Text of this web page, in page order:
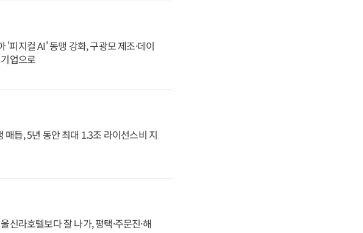
'피지컬 AI' 동맹 강화, 구광모 제조·데이
업으로
듭, 5년 동안 최대 1.3조 라이선스비 지
신라호텔보다 잘 나가, 평택·주문진·해